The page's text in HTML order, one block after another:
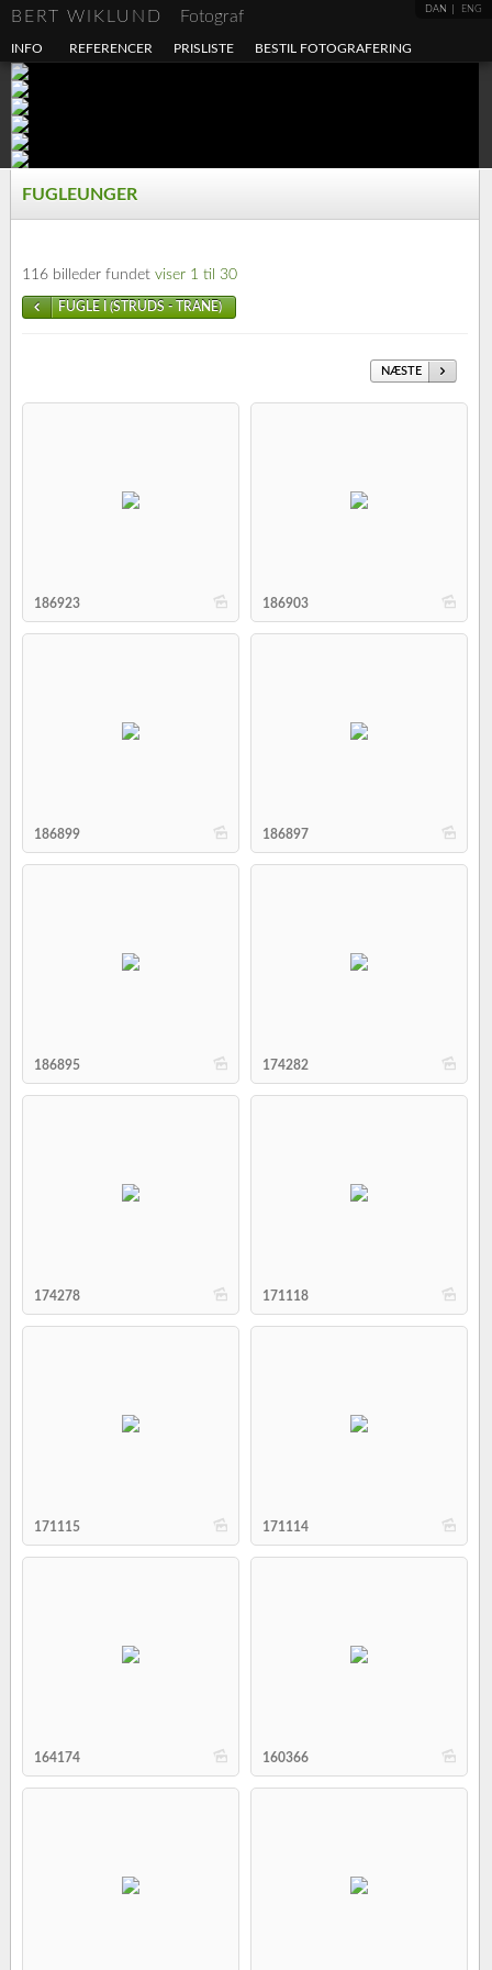
DAN ENG
BERT WIKLUND Fotograf
INFO REFERENCER PRISLISTE BESTIL FOTOGRAFERING
FUGLEUNGER
116 billeder fundet viser 1 til 30
FUGLE I (STRUDS - TRANE)
NÆSTE
b
186923 b
186903
b
186899 b
186897
b
186895 b
174282
b
174278 b
171118
b
171115 b
171114
b
164174 b
160366